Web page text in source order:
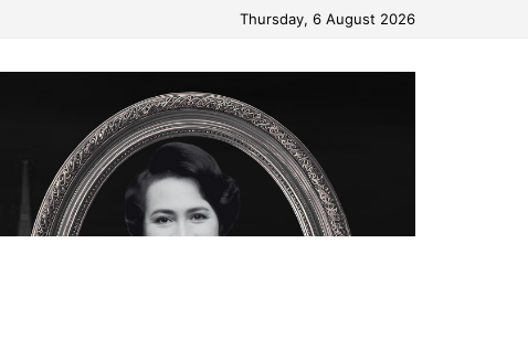
Thursday, 6 August 2026